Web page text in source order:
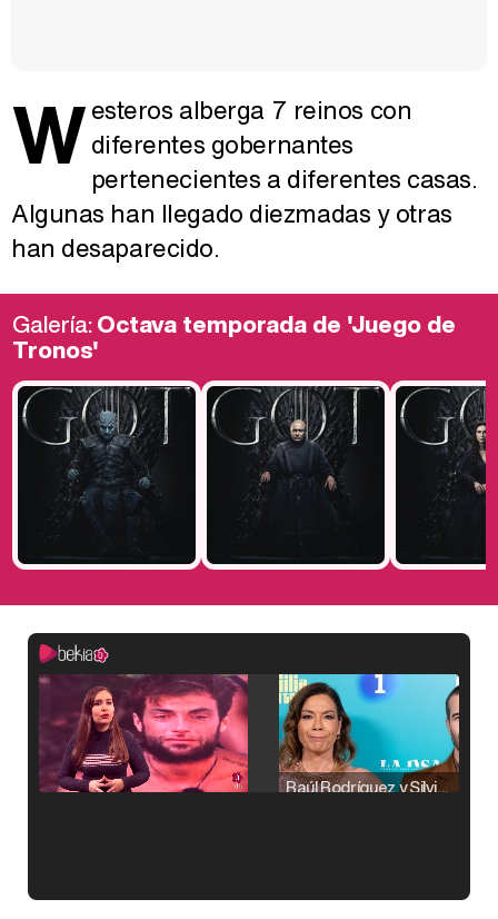
Westeros alberga 7 reinos con
diferentes gobernantes
pertenecientes a diferentes casas.
Algunas han llegado diezmadas y otras
han desaparecido.
Galería:Octava temporada de 'Juego de
Tronos'
Raúl Rodríguez y Silvia Taulés nos cuentan su papel en 'La familia de la tele'